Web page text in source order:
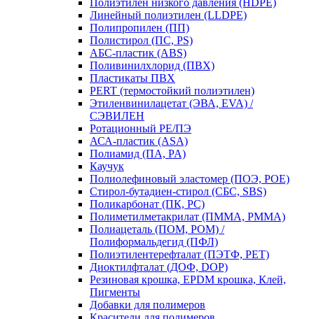
Полиэтилен низкого давления (HDPE)
Линейный полиэтилен (LLDPE)
Полипропилен (ПП)
Полистирол (ПС, PS)
АБС-пластик (ABS)
Поливинилхлорид (ПВХ)
Пластикаты ПВХ
PERT (термостойкий полиэтилен)
Этиленвинилацетат (ЭВА, EVA) /
СЭВИЛЕН
Ротационный PE/ПЭ
АСА-пластик (ASA)
Полиамид (ПА, PA)
Каучук
Полиолефиновый эластомер (ПОЭ, POE)
Стирол-бутадиен-стирол (СБС, SBS)
Поликарбонат (ПК, PC)
Полиметилметакрилат (ПММА, PMMA)
Полиацеталь (ПОМ, POM) /
Полиформальдегид (ПФЛ)
Полиэтилентерефталат (ПЭТФ, PET)
Диоктилфталат (ДОФ, DOP)
Резиновая крошка, EPDM крошка, Клей,
Пигменты
Добавки для полимеров